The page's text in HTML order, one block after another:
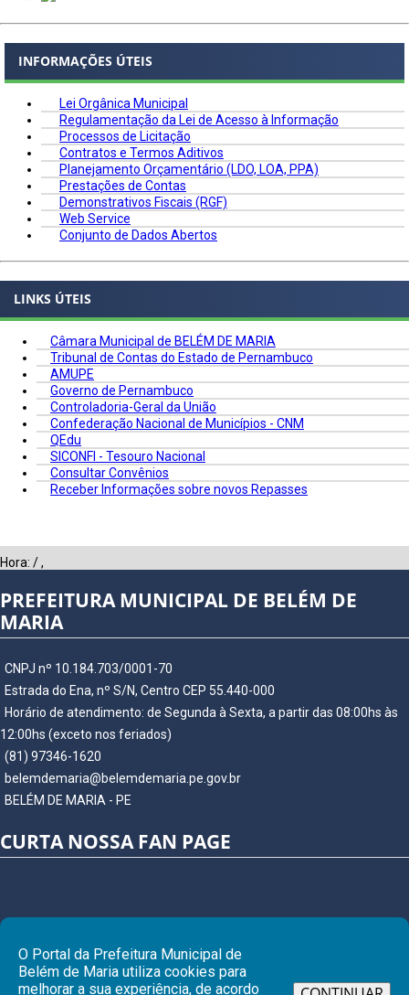
INFORMAÇÕES ÚTEIS
Lei Orgânica Municipal
Regulamentação da Lei de Acesso à Informação
Processos de Licitação
Contratos e Termos Aditivos
Planejamento Orçamentário (LDO, LOA, PPA)
Prestações de Contas
Demonstrativos Fiscais (RGF)
Web Service
Conjunto de Dados Abertos
LINKS ÚTEIS
Câmara Municipal de BELÉM DE MARIA
Tribunal de Contas do Estado de Pernambuco
AMUPE
Governo de Pernambuco
Controladoria-Geral da União
Confederação Nacional de Municípios - CNM
QEdu
SICONFI - Tesouro Nacional
Consultar Convênios
Receber Informações sobre novos Repasses
Hora: /,
PREFEITURA MUNICIPAL DE BELÉM DE
MARIA
CNPJ nº 10.184.703/0001-70
Estrada do Ena, nº S/N, Centro CEP 55.440-000
Horário de atendimento: de Segunda à Sexta, a partir das 08:00hs às
12:00hs (exceto nos feriados)
(81) 97346-1620
belemdemaria@belemdemaria.pe.gov.br
BELÉM DE MARIA - PE
CURTA NOSSA FAN PAGE
O Portal da Prefeitura Municipal de
Belém de Maria utiliza cookies para
melhorar a sua experiência, de acordo